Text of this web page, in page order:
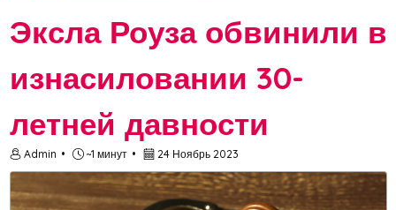
Эксла Роуза обвинили в
изнасиловании 30-
летней давности
Admin ~1 минут 24 Ноябрь 2023